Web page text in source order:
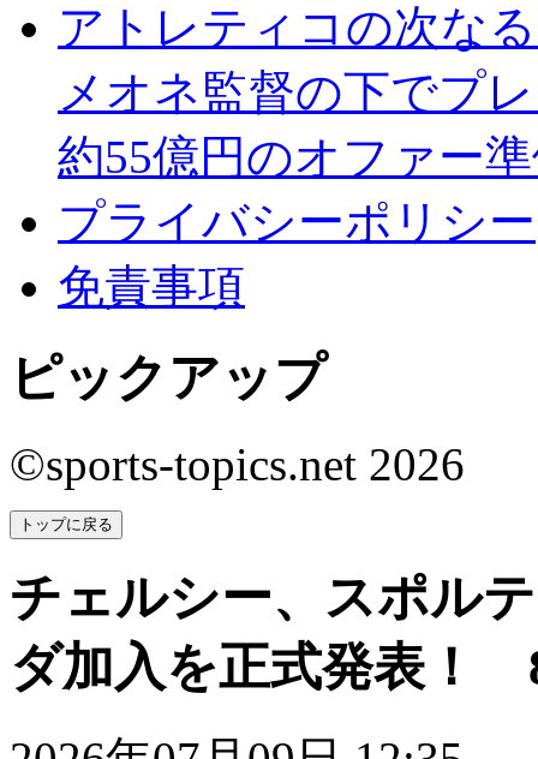
アトレティコの次な
メオネ監督の下でプ
約55億円のオファー
プライバシーポリシー
免責事項
ピックアップ
©sports-topics.net 2026
トップに戻る
チェルシー、スポル
ダ加入を正式発表！